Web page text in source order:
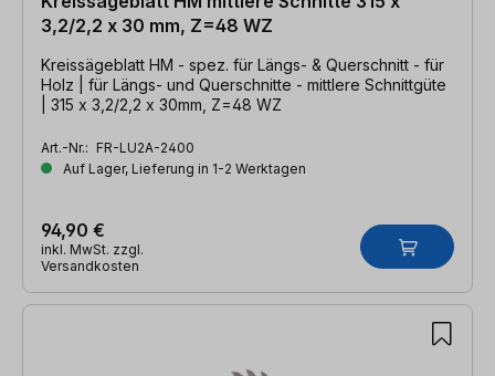
3,2/2,2 x 30 mm, Z=48 WZ
Kreissägeblatt HM - spez. für Längs- & Querschnitt - für
Holz | für Längs- und Querschnitte - mittlere Schnittgüte
| 315 x 3,2/2,2 x 30mm, Z=48 WZ
Art.-Nr.: FR-LU2A-2400
Auf Lager, Lieferung in 1-2 Werktagen
94,90 €
inkl. MwSt. zzgl.
Versandkosten